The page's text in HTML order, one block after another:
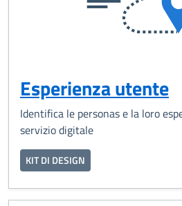
Esperienza utente
Identifica le personas e la loro
servizio digitale
KIT DI DESIGN